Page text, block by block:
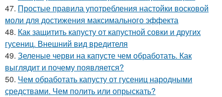
47. Простые правила употребления настойки восковой
моли для достижения максимального эффекта
48. Как защитить капусту от капустной совки и других
гусениц. Внешний вид вредителя
49. Зеленые черви на капусте чем обработать. Как
выглядит и почему появляется?
50. Чем обработать капусту от гусениц народными
средствами. Чем полить или опрыскать?